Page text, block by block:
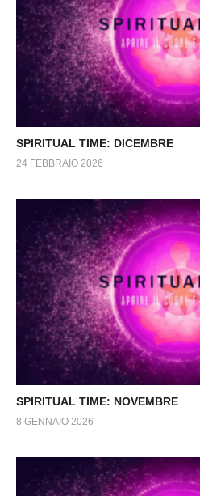
SPIRITUAL TIME: DICEMBRE
24 FEBBRAIO 2026
SPIRITUAL TIME: NOVEMBRE
8 GENNAIO 2026